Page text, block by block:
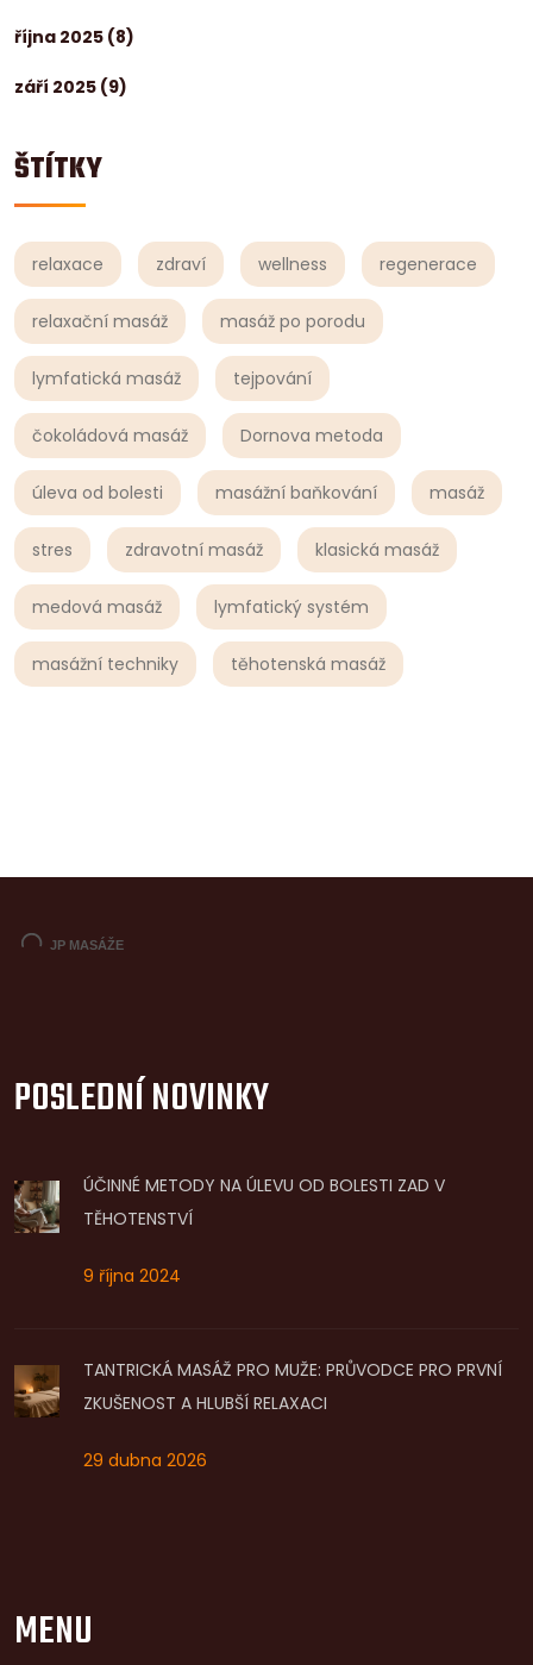
října 2025 (8)
září 2025 (9)
ŠTÍTKY
relaxace zdraví wellness regenerace
relaxační masáž masáž po porodu
lymfatická masáž tejpování
čokoládová masáž Dornova metoda
úleva od bolesti masážní baňkování masáž
stres zdravotní masáž klasická masáž
medová masáž lymfatický systém
masážní techniky těhotenská masáž
POSLEDNÍ NOVINKY
ÚČINNÉ METODY NA ÚLEVU OD BOLESTI ZAD V
TĚHOTENSTVÍ
9 října 2024
TANTRICKÁ MASÁŽ PRO MUŽE: PRŮVODCE PRO PRVNÍ
ZKUŠENOST A HLUBŠÍ RELAXACI
29 dubna 2026
MENU